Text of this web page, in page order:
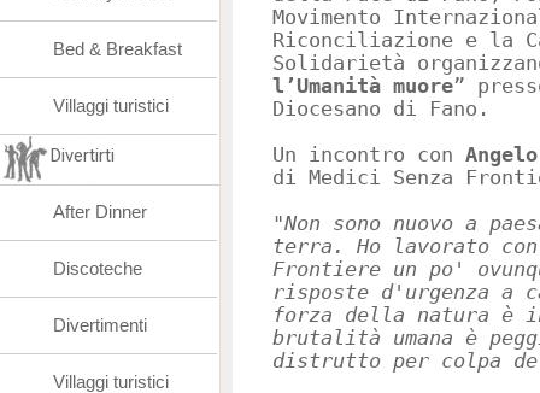
Movimento
Riconciliazione e la
Solidarietà
l’Umanità muore”
Diocesano di Fano.
Un incontro con
di Medici Senza
"Non sono nuovo a
terra. Ho lavorato con
Frontiere un po'
risposte d'urgenza
forza della natura è
brutalità umana è
distrutto per colpa
Bed & Breakfast
Villaggi turistici
Divertirti
After Dinner
Discoteche
Divertimenti
Villaggi turistici